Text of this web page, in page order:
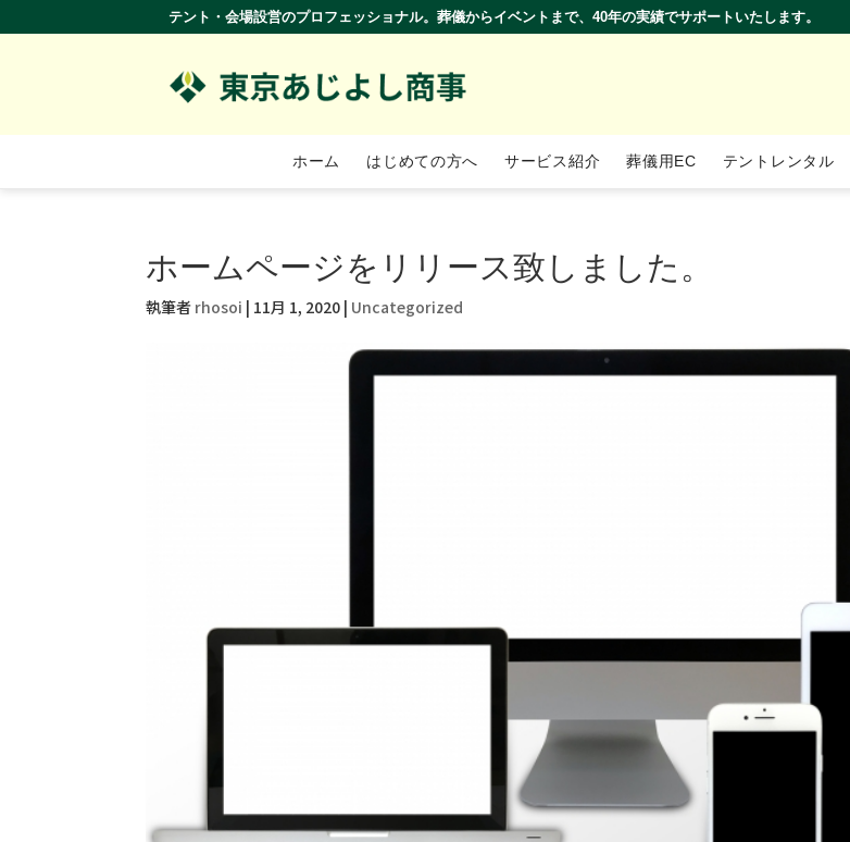
テント・会場設営のプロフェッショナル。葬儀からイベントまで、40年の実績でサポートいたします。
ホーム はじめての方へ サービス紹介 葬儀用EC テントレンタル
ホームページをリリース致しました。
執筆者 rhosoi | 11月 1, 2020 | Uncategorized